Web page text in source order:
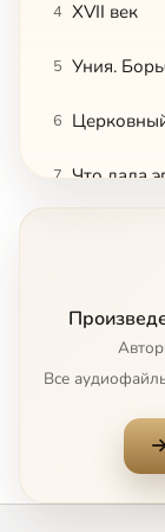
4 XVII век
5 Уния.
6
7 Что дала
Век
Павел I -
Эпоха
13 Николай I
Все